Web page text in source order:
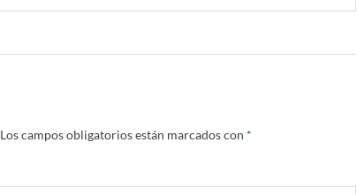
Los campos obligatorios están marcados con *